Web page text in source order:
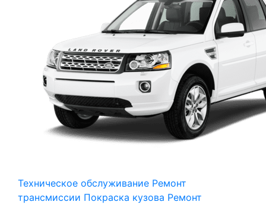
Техническое обслуживание Ремонт
трансмиссии Покраска кузова Ремонт